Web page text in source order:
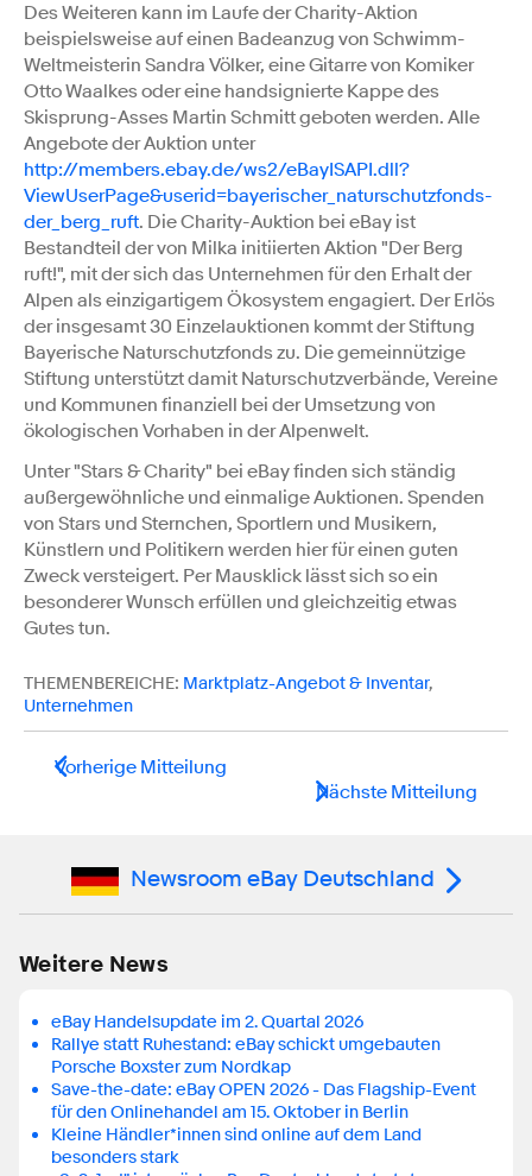
Des Weiteren kann im Laufe der Charity-Aktion
beispielsweise auf einen Badeanzug von Schwimm-
Weltmeisterin Sandra Völker, eine Gitarre von Komiker
Otto Waalkes oder eine handsignierte Kappe des
Skisprung-Asses Martin Schmitt geboten werden. Alle
Angebote der Auktion unter
http://members.ebay.de/ws2/eBayISAPI.dll?
ViewUserPage&userid=bayerischer_naturschutzfonds-
der_berg_ruft. Die Charity-Auktion bei eBay ist
Bestandteil der von Milka initiierten Aktion "Der Berg
ruft!", mit der sich das Unternehmen für den Erhalt der
Alpen als einzigartigem Ökosystem engagiert. Der Erlös
der insgesamt 30 Einzelauktionen kommt der Stiftung
Bayerische Naturschutzfonds zu. Die gemeinnützige
Stiftung unterstützt damit Naturschutzverbände, Vereine
und Kommunen finanziell bei der Umsetzung von
ökologischen Vorhaben in der Alpenwelt.
Unter "Stars & Charity" bei eBay finden sich ständig
außergewöhnliche und einmalige Auktionen. Spenden
von Stars und Sternchen, Sportlern und Musikern,
Künstlern und Politikern werden hier für einen guten
Zweck versteigert. Per Mausklick lässt sich so ein
besonderer Wunsch erfüllen und gleichzeitig etwas
Gutes tun.
THEMENBEREICHE: Marktplatz-Angebot & Inventar,
Unternehmen
Vorherige Mitteilung
Nächste Mitteilung
Newsroom eBay Deutschland
Weitere News
eBay Handelsupdate im 2. Quartal 2026
Rallye statt Ruhestand: eBay schickt umgebauten
Porsche Boxster zum Nordkap
Save-the-date: eBay OPEN 2026 - Das Flagship-Event
für den Onlinehandel am 15. Oktober in Berlin
Kleine Händler*innen sind online auf dem Land
besonders stark